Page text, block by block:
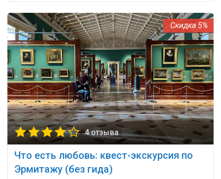
5%
4 отзыва
Что есть любовь: квест-экскурсия по
Эрмитажу (без гида)